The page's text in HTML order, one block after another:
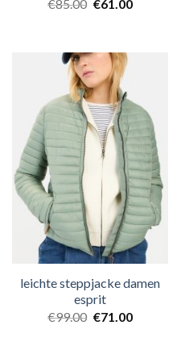
€85.00 €61.00
leichte steppjacke damen
esprit
€99.00 €71.00